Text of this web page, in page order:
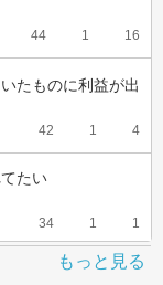
44 1 16
たものに利益が出
42 1 4
たい
34 1 1
もっと見る